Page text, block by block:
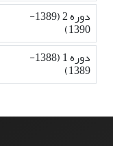
دوره 2 (1389-
1390)
دوره 1 (1388-
1389)